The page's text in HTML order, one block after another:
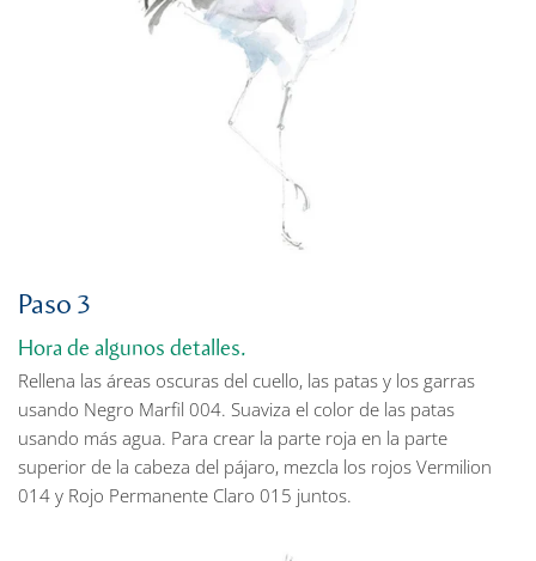
Paso 3
Hora de algunos detalles.
Rellena las áreas oscuras del cuello, las patas y los garras
usando Negro Marfil 004. Suaviza el color de las patas
usando más agua. Para crear la parte roja en la parte
superior de la cabeza del pájaro, mezcla los rojos Vermilion
014 y Rojo Permanente Claro 015 juntos.